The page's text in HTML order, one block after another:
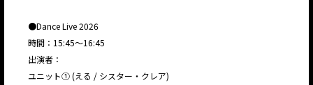
●Dance Live 2026
時間：15:45〜16:45
出演者：
ユニット① (える / シスター・クレア)